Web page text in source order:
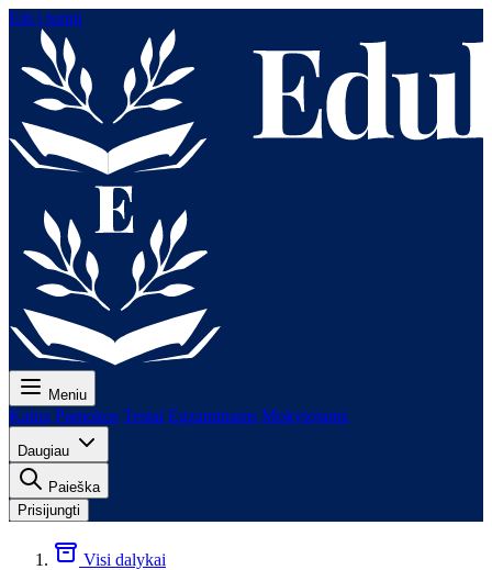
Eiti į turinį
Meniu
Kaina Pamokos Testai Egzaminams Mokytojams
Daugiau
Paieška
Prisijungti
Visi dalykai